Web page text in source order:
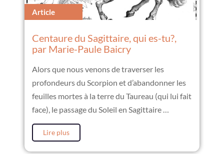
Article
Centaure du Sagittaire, qui es-tu?,
par Marie-Paule Baicry
Alors que nous venons de traverser les
profondeurs du Scorpion et d’abandonner les
feuilles mortes à la terre du Taureau (qui lui fait
face), le passage du Soleil en Sagittaire …
Lire plus